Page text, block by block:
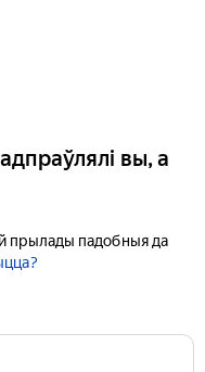
вы, а
прылады падобныя да